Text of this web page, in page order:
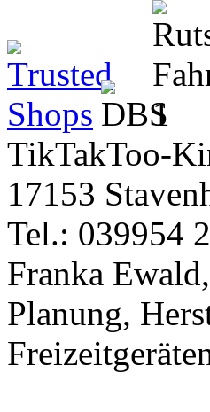
TikTakToo-
17153
Tel.: 039954
Franka
Planung,